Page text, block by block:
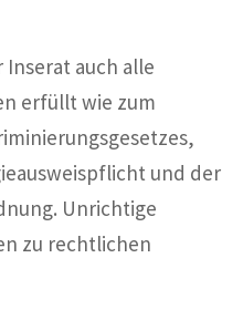
Inserat auch alle
erfüllt wie zum
und der
Unrichtige
zu rechtlichen